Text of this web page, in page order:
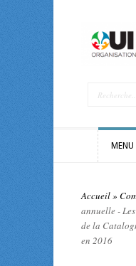
MENU
Accueil»
annuelle -
de la
en 2016